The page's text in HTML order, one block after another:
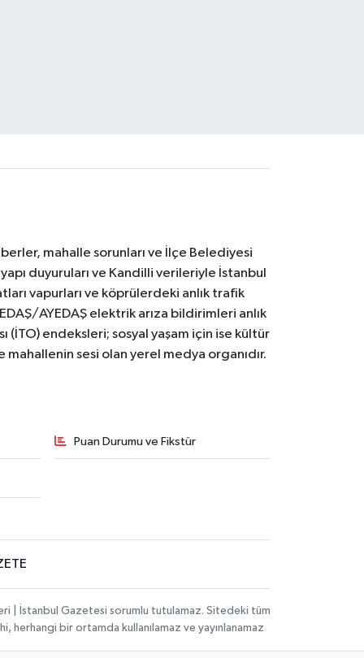
mahalle sorunları ve İlçe Belediyesi
duyuruları ve Kandilli verileriyle İstanbul
vapurları ve köprülerdeki anlık trafik
AYEDAŞ elektrik arıza bildirimleri anlık
(İTO) endeksleri; sosyal yaşam için ise kültür
sesi olan yerel medya organıdır.
Puan Durumu ve Fikstür
| İstanbul Gazetesi sorumlu tutulamaz. Sitedeki tüm
herhangi bir ortamda kullanılamaz ve yayınlanamaz